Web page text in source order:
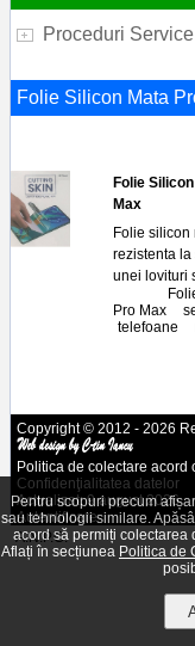
Proceduri Service
Folie Silicon Mata
Folie
Max
Folie silicon
rezistenta
unei lovituri
Pro Max
telefoane
Copyright © 2012 - 2026
Politica de colectare acord
Confidenţialitatea datelor
Actualizat: 9 august 2026
Autentificare
A.N.P.C.
Pentru scopuri precum
sau tehnologii similare.
acord să permiți colectarea
Aflați în secțiunea Politica de